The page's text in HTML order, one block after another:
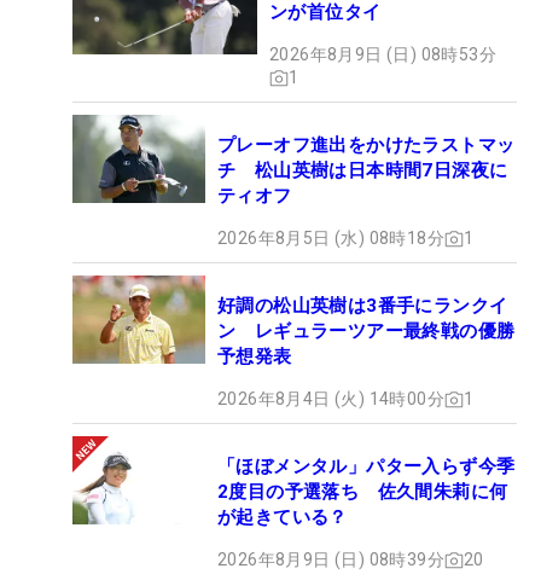
ンが首位タイ
2026年8月9日 (日) 08時53分
1
プレーオフ進出をかけたラストマッ
チ 松山英樹は日本時間7日深夜に
ティオフ
2026年8月5日 (水) 08時18分 1
好調の松山英樹は3番手にランクイ
ン レギュラーツアー最終戦の優勝
予想発表
2026年8月4日 (火) 14時00分 1
「ほぼメンタル」パター入らず今季
2度目の予選落ち 佐久間朱莉に何
が起きている？
2026年8月9日 (日) 08時39分 20